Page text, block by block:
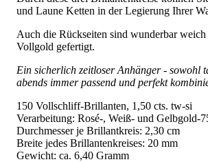
und Laune Ketten in der Legierung Ihrer
Auch die Rückseiten sind wunderbar
Vollgold gefertigt.
Ein sicherlich zeitloser Anhänger - sowohl
abends immer passend und perfekt
150 Vollschliff-Brillanten, 1,50 cts. tw-si
Verarbeitung: Rosé-, Weiß- und Gelbgold-
Durchmesser je Brillantkreis: 2,30 cm
Breite jedes Brillantenkreises: 20 mm
Gewicht: ca. 6,40 Gramm